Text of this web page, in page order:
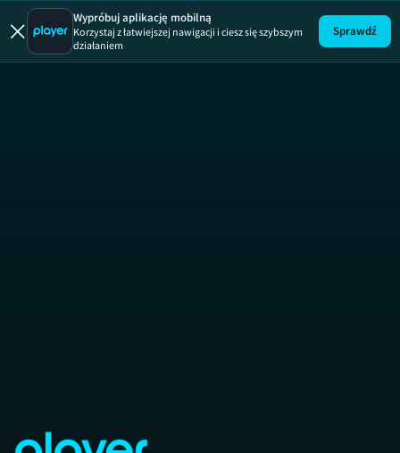
Łowcy opali
Wypróbuj aplikację mobilną
Korzystaj z łatwiejszej nawigacji i ciesz się szybszym
działaniem
Sprawdź